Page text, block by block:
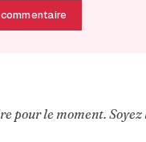
pour le moment.